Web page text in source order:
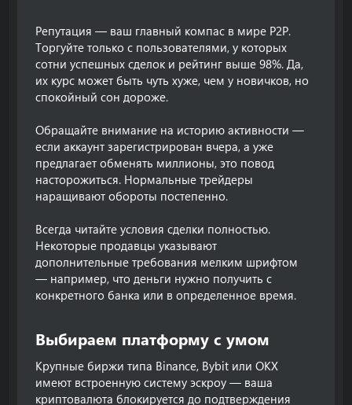
Репутация — ваш главный компас в мире P2P.
Торгуйте только с пользователями, у которых
сотни успешных сделок и рейтинг выше 98%. Да,
их курс может быть чуть хуже, чем у новичков, но
спокойный сон дороже.
Обращайте внимание на историю активности —
если аккаунт зарегистрирован вчера, а уже
предлагает обменять миллионы, это повод
насторожиться. Нормальные трейдеры
наращивают обороты постепенно.
Всегда читайте условия сделки полностью.
Некоторые продавцы указывают
дополнительные требования мелким шрифтом
— например, что деньги нужно получить с
конкретного банка или в определенное время.
Выбираем платформу с умом​
Крупные биржи типа Binance, Bybit или OKX
имеют встроенную систему эскроу — ваша
криптовалюта блокируется до подтверждения